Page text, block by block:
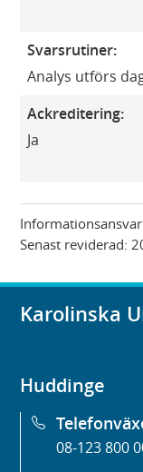
Svarsrutiner:
Analys utförs
Ackreditering:
Ja
Senast reviderad:
Karolinska
Huddinge
08-123 800